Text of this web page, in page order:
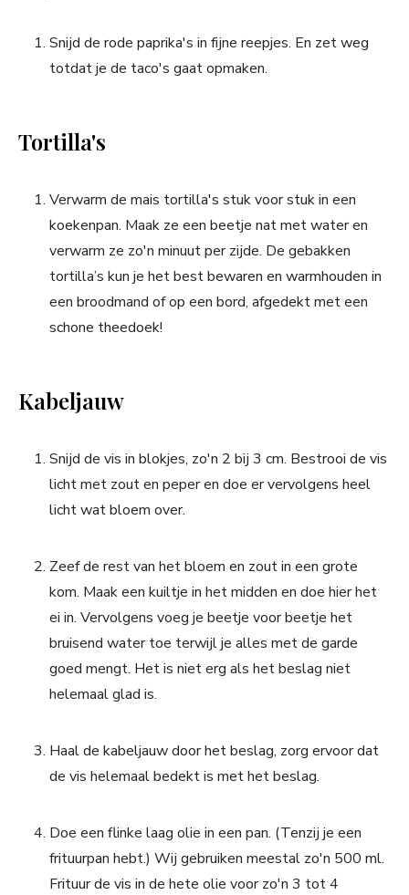
Snijd de rode paprika's in fijne reepjes. En zet weg
totdat je de taco's gaat opmaken.
Tortilla's
Verwarm de mais tortilla's stuk voor stuk in een
koekenpan. Maak ze een beetje nat met water en
verwarm ze zo'n minuut per zijde. De gebakken
tortilla’s kun je het best bewaren en warmhouden in
een broodmand of op een bord, afgedekt met een
schone theedoek!
Kabeljauw
Snijd de vis in blokjes, zo'n 2 bij 3 cm. Bestrooi de vis
licht met zout en peper en doe er vervolgens heel
licht wat bloem over.
Zeef de rest van het bloem en zout in een grote
kom. Maak een kuiltje in het midden en doe hier het
ei in. Vervolgens voeg je beetje voor beetje het
bruisend water toe terwijl je alles met de garde
goed mengt. Het is niet erg als het beslag niet
helemaal glad is.
Haal de kabeljauw door het beslag, zorg ervoor dat
de vis helemaal bedekt is met het beslag.
Doe een flinke laag olie in een pan. (Tenzij je een
frituurpan hebt.) Wij gebruiken meestal zo'n 500 ml.
Frituur de vis in de hete olie voor zo'n 3 tot 4